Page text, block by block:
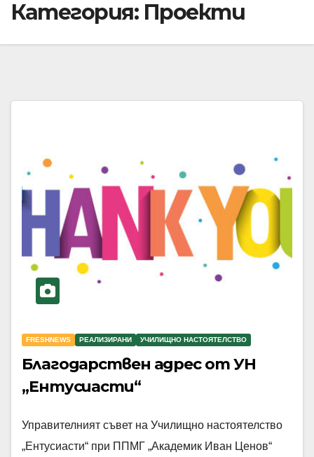
Категория: Проекти
FRESHNEWS РЕАЛИЗИРАНИ УЧИЛИЩНО НАСТОЯТЕЛСТВО
Благодарствен адрес от УН
„Ентусиасти“
Управителният съвет на Училищно настоятелство
„Ентусиасти“ при ППМГ „Академик Иван Ценов“